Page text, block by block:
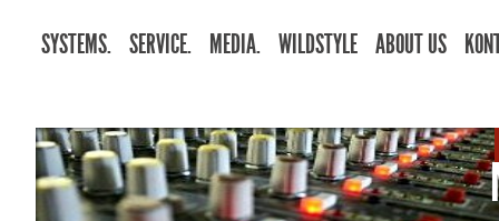
SYSTEMS. SERVICE. MEDIA. WILDSTYLE ABOUT US